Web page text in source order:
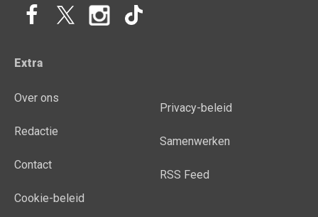
Extra
Over ons
Redactie
Contact
Cookie-beleid
Privacy-beleid
Samenwerken
RSS Feed